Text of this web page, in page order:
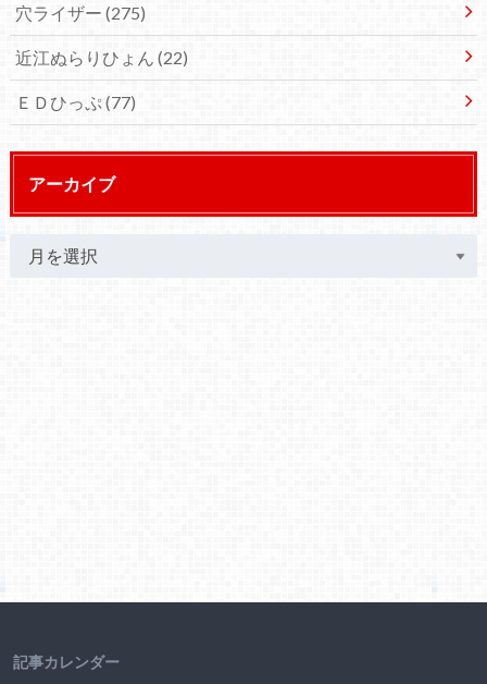
穴ライザー (275)
近江ぬらりひょん (22)
ＥＤひっぷ(77)
アーカイブ
記事カレンダー